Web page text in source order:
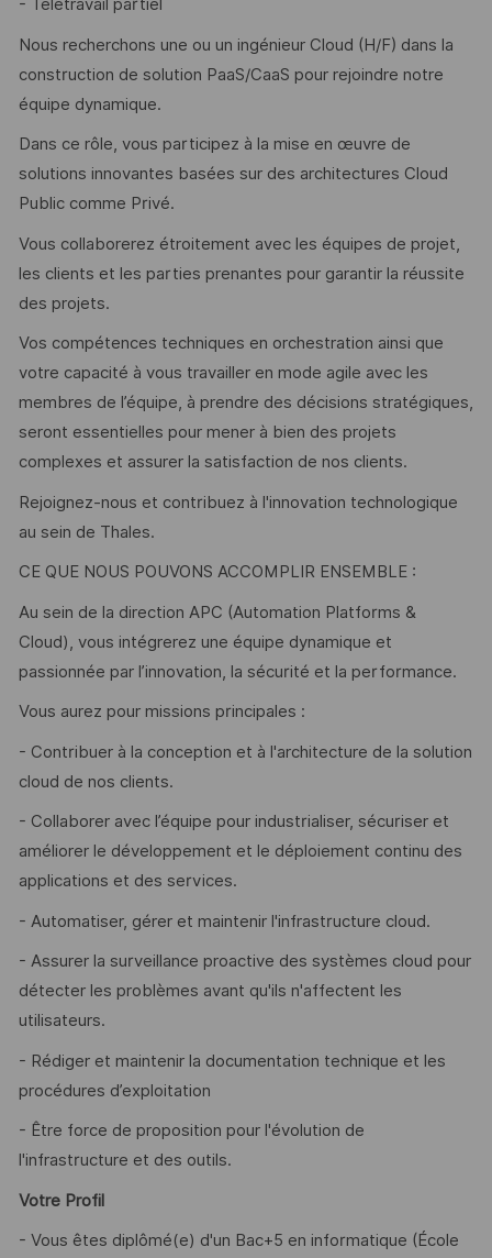
- Télétravail partiel
Nous recherchons une ou un ingénieur Cloud (H/F) dans la
construction de solution PaaS/CaaS pour rejoindre notre
équipe dynamique.
Dans ce rôle, vous participez à la mise en œuvre de
solutions innovantes basées sur des architectures Cloud
Public comme Privé.
Vous collaborerez étroitement avec les équipes de projet,
les clients et les parties prenantes pour garantir la réussite
des projets.
Vos compétences techniques en orchestration ainsi que
votre capacité à vous travailler en mode agile avec les
membres de l’équipe, à prendre des décisions stratégiques,
seront essentielles pour mener à bien des projets
complexes et assurer la satisfaction de nos clients.
Rejoignez-nous et contribuez à l'innovation technologique
au sein de Thales.
CE QUE NOUS POUVONS ACCOMPLIR ENSEMBLE :
Au sein de la direction APC (Automation Platforms &
Cloud), vous intégrerez une équipe dynamique et
passionnée par l’innovation, la sécurité et la performance.
Vous aurez pour missions principales :
- Contribuer à la conception et à l'architecture de la solution
cloud de nos clients.
- Collaborer avec l’équipe pour industrialiser, sécuriser et
améliorer le développement et le déploiement continu des
applications et des services.
- Automatiser, gérer et maintenir l'infrastructure cloud.
- Assurer la surveillance proactive des systèmes cloud pour
détecter les problèmes avant qu'ils n'affectent les
utilisateurs.
- Rédiger et maintenir la documentation technique et les
procédures d’exploitation
- Être force de proposition pour l'évolution de
l'infrastructure et des outils.
Votre Profil
- Vous êtes diplômé(e) d'un Bac+5 en informatique (École